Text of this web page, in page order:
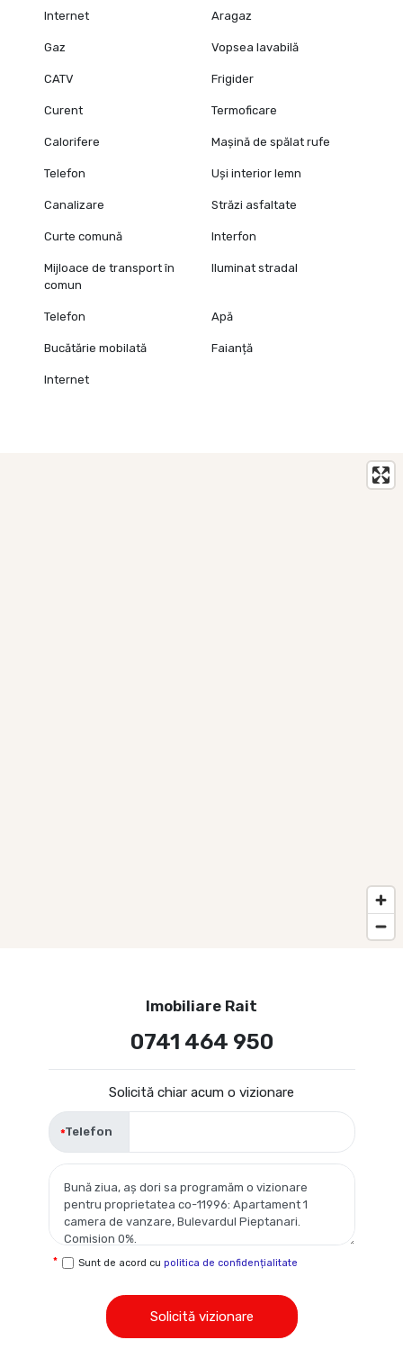
Internet Aragaz
Gaz Vopsea lavabilă
CATV Frigider
Curent Termoficare
Calorifere Mașină de spălat rufe
Telefon Uși interior lemn
Canalizare Străzi asfaltate
Curte comună Interfon
Mijloace de transport în
comun
Iluminat stradal
Telefon Apă
Bucătărie mobilată Faianță
Internet
Imobiliare Rait
0741 464 950
Solicită chiar acum o vizionare
Telefon
Sunt de acord cu politica de confidențialitate
Solicită vizionare